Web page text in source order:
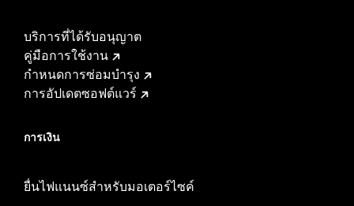
บริการที่ได้รับอนุญาต
คู่มือการใช้งาน
กำหนดการซ่อมบำรุง
การอัปเดตซอฟต์แวร์
การเงิน
ยื่นไฟแนนซ์สำหรับมอเตอร์ไซค์